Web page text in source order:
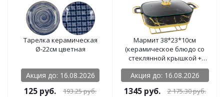
Тарелка керамическая
Ø-22см цветная
Акция до: 16.08.2026
125 руб. 193.25руб.
Мармит 38*23*10см
(керамическое блюдо со
стеклянной крышкой +
подставка мет)
Акция до: 16.08.2026
1345 руб. 2 175.30руб.